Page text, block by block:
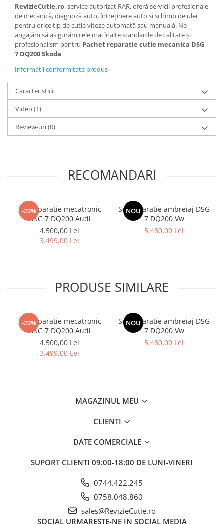
RevizieCutie.ro, service autorizat RAR, oferă servicii profesionale
de mecanică, diagnoză auto, întreținere auto și schimb de ulei
pentru orice tip de cutie viteze automată sau manuală. Ne
angajăm să asigurăm cele mai înalte standarde de calitate și
profesionalism pentru Pachet reparatie cutie mecanica DSG
7 DQ200 Skoda.
Informatii conformitate produs
Caracteristici
Video (1)
Review-uri(0)
RECOMANDARI
-22%
Set reparatie mecatronic
DSG 7 DQ200 Audi
4.500,00 Lei
3.499,00 Lei
NOU
Set reparatie ambreiaj DSG
7 DQ200 Vw
5.480,00 Lei
PRODUSE SIMILARE
-22%
Set reparatie mecatronic
DSG 7 DQ200 Audi
4.500,00 Lei
3.499,00 Lei
NOU
Set reparatie ambreiaj DSG
7 DQ200 Vw
5.480,00 Lei
MAGAZINUL MEU
CLIENTI
DATE COMERCIALE
SUPORT CLIENTI 09:00-18:00 DE LUNI-VINERI
0744.422.245
0758.048.860
sales@RevizieCutie.ro
SOCIAL URMARESTE-NE IN SOCIAL MEDIA